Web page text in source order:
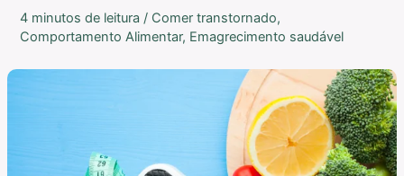
4 minutos de leitura / Comer transtornado,
Comportamento Alimentar, Emagrecimento saudável